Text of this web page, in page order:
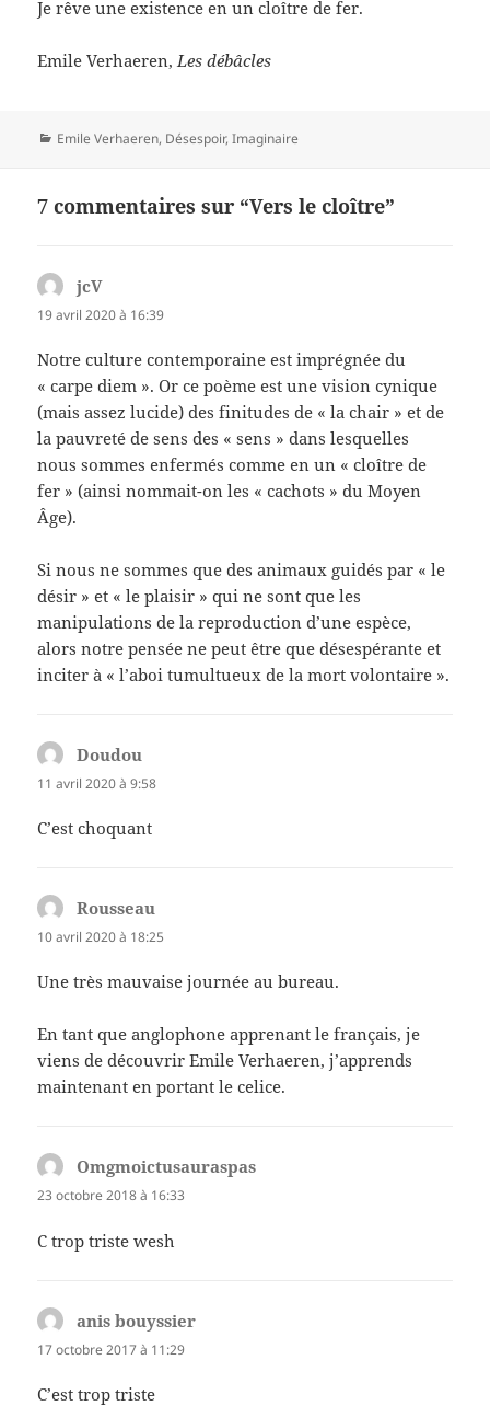
Je rêve une existence en un cloître de fer.
Emile Verhaeren, Les débâcles
Catégories
Emile Verhaeren, Désespoir,Imaginaire
7 commentaires sur “Vers le cloître”
jcVdit :
19 avril 2020 à 16:39
Notre culture contemporaine est imprégnée du
« carpe diem ». Or ce poème est une vision cynique
(mais assez lucide) des finitudes de « la chair » et de
la pauvreté de sens des « sens » dans lesquelles
nous sommes enfermés comme en un « cloître de
fer » (ainsi nommait-on les « cachots » du Moyen
Âge).
Si nous ne sommes que des animaux guidés par « le
désir » et « le plaisir » qui ne sont que les
manipulations de la reproduction d’une espèce,
alors notre pensée ne peut être que désespérante et
inciter à « l’aboi tumultueux de la mort volontaire ».
Doudou
11 avril 2020 à 9:58
C’est choquant
Rousseau
10 avril 2020 à 18:25
Une très mauvaise journée au bureau.
En tant que anglophone apprenant le français, je
viens de découvrir Emile Verhaeren, j’apprends
maintenant en portant le celice.
Omgmoictusauraspas
23 octobre 2018 à 16:33
C trop triste wesh
anis bouyssier
17 octobre 2017 à 11:29
C’est trop triste